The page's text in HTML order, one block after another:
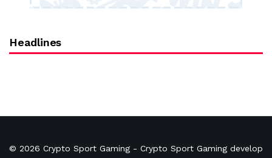
Headlines
© 2026 Crypto Sport Gaming - Crypto Sport Gaming develop